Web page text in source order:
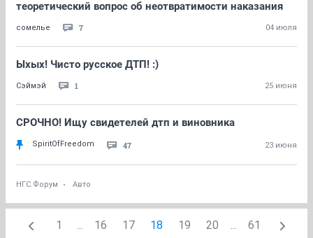
теоретический вопрос об неотвратимости наказания
сомелье 7 04 июля
Ыхых! Чисто русское ДТП! :)
Сэймэй 1 25 июня
СРОЧНО! Ищу свидетелей дтп и виновника
SpiritOfFreedom 47 23 июня
НГС.Форум Авто
1 ... 16 17 18 19 20 ... 61